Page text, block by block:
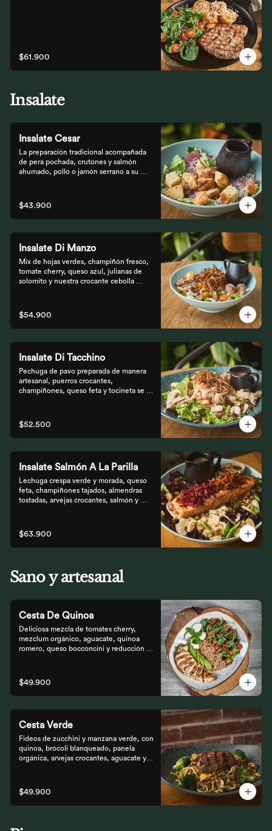
$61.900
Insalate
Insalate Cesar
La preparación tradicional acompañada
de pera pochada, crutones y salmón
ahumado, pollo o jamón serrano a su
$43.900
Insalate Di Manzo
Mix de hojas verdes, champiñón fresco,
tomate cherry, queso azul, julianas de
solomito y nuestra crocante cebolla
$54.900
Insalate Di Tacchino
Pechuga de pavo preparada de manera
artesanal, puerros crocantes,
champiñones, queso feta y tocineta se
$52.500
Insalate Salmón A La Parilla
Lechuga crespa verde y morada, queso
feta, champiñones tajados, almendras
tostadas, arvejas crocantes, salmón y
$63.900
Sano y artesanal
Cesta De Quinoa
Deliciosa mezcla de tomates cherry,
mezclum orgánico, aguacate, quinoa
romero, queso bocconcini y reducción
$49.900
Cesta Verde
Fideos de zucchini y manzana verde, con
quinoa, brócoli blanqueado, panela
orgánica, arvejas crocantes, aguacate y
$49.900